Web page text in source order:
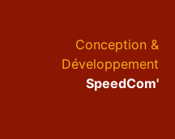
Conception &
Développement
SpeedCom'